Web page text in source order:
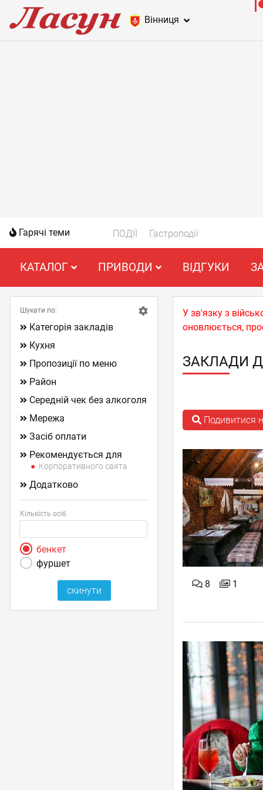
Вінниця
Гарячі теми ПОДІЇ Гастроподії
КАТАЛОГ ПРИВОДИ ВІДГУКИ
У зв'язку з
оновлюється,
ЗАКЛАДИ
Подивитися
8 1
Шукати по:
Категорія закладів
Кухня
Пропозиції по меню
Район
Середній чек без алкоголя
Мережа
Засіб оплати
Рекомендується для
Корпоративного свята
Додатково
Кількість осіб
бенкет
фуршет